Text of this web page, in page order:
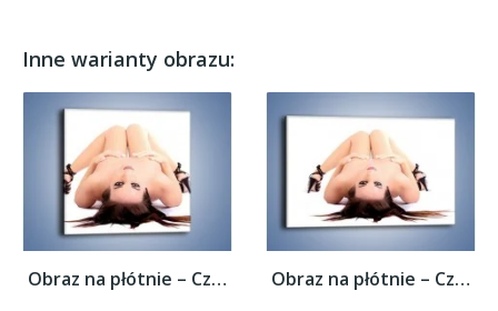
Inne warianty obrazu:
Obraz na płótnie – Czarne szpilki i ciemne... Obraz na płótnie – Czarne szpilki i ciemne...